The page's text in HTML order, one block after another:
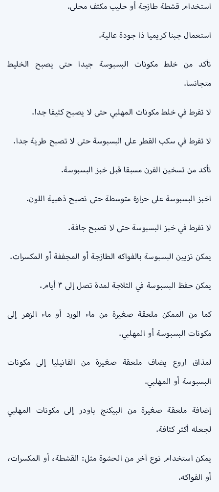
استخدام قشطة طازجة أو حليب مكثف محلى.
استعمال جبنا كريميا ذا جودة عالية.
تأكد من خلط مكونات البسبوسة جيدا حتى يصبح الخليط
متجانسا.
لا تفرط في خلط مكونات المهلبي حتى لا يصبح كثيفا جدا.
لا تفرط في سكب القطر على البسبوسة حتى لا تصبح طرية جدا.
تأكد من تسخين الفرن مسبقا قبل خبز البسبوسة.
اخبز البسبوسة على حرارة متوسطة حتى تصبح ذهبية اللون.
لا تفرط في خبز البسبوسة حتى لا تصبح جافة.
يمكن تزيين البسبوسة بالفواكه الطازجة أو المجففة أو المكسرات.
يمكن حفظ البسبوسة في الثلاجة لمدة تصل إلى ٣ أيام.
كما من الممكن ملعقة صغيرة من ماء الورد أو ماء الزهر إلى
مكونات البسبوسة أو المهلبي.
لمذاق اروع يضاف ملعقة صغيرة من الفانيليا إلى مكونات
البسبوسة أو المهلبي.
إضافة ملعقة صغيرة من البيكنج باودر إلى مكونات المهلبي
لجعله أكثر كثافة.
يمكن استخدام نوع آخر من الحشوة مثل: القشطة، أو المكسرات،
أو الفواكه.